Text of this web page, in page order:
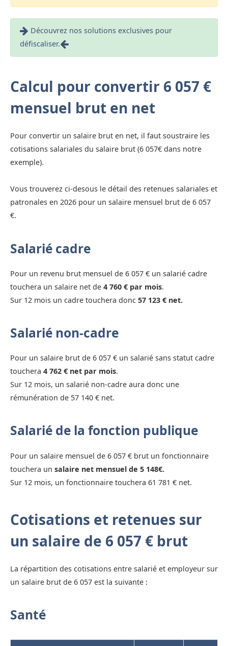
Découvrez nos solutions exclusives pour
défiscaliser.
Calcul pour convertir 6 057 €
mensuel brut en net
Pour convertir un salaire brut en net, il faut soustraire les
cotisations salariales du salaire brut (6 057€ dans notre
exemple).
Vous trouverez ci-desous le détail des retenues salariales et
patronales en 2026 pour un salaire mensuel brut de 6 057
€.
Salarié cadre
Pour un revenu brut mensuel de 6 057 € un salarié cadre
touchera un salaire net de 4 760 € par mois.
Sur 12 mois un cadre touchera donc 57 123 € net.
Salarié non-cadre
Pour un salaire brut de 6 057 € un salarié sans statut cadre
touchera 4 762 € net par mois.
Sur 12 mois, un salarié non-cadre aura donc une
rémunération de 57 140 € net.
Salarié de la fonction publique
Pour un salaire mensuel de 6 057 € brut un fonctionnaire
touchera un salaire net mensuel de 5 148€.
Sur 12 mois, un fonctionnaire touchera 61 781 € net.
Cotisations et retenues sur
un salaire de 6 057 € brut
La répartition des cotisations entre salarié et employeur sur
un salaire brut de 6 057 est la suivante :
Santé